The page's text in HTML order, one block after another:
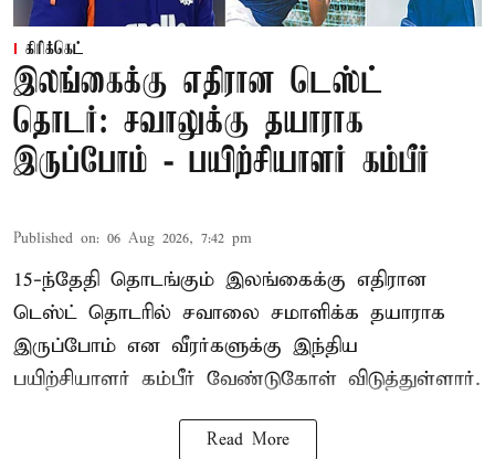
கிரிக்கெட்
இலங்கைக்கு எதிரான டெஸ்ட்
தொடர்: சவாலுக்கு தயாராக
இருப்போம் - பயிற்சியாளர் கம்பீர்
Published on: 06 Aug 2026, 7:42 pm
15-ந்தேதி தொடங்கும் இலங்கைக்கு எதிரான
டெஸ்ட் தொடரில் சவாலை சமாளிக்க தயாராக
இருப்போம் என வீரர்களுக்கு இந்திய
பயிற்சியாளர் கம்பீர் வேண்டுகோள் விடுத்துள்ளார்.
Read More